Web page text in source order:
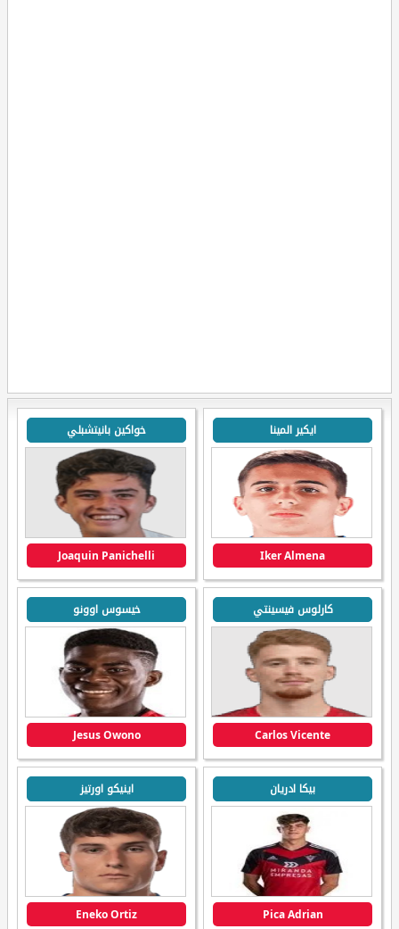
ايكير المينا
Iker Almena
خواكين بانيتشبلي
Joaquin Panichelli
كارلوس فيسينتي
Carlos Vicente
خيسوس اوونو
Jesus Owono
بيكا ادريان
Pica Adrian
اينيكو اورتيز
Eneko Ortiz